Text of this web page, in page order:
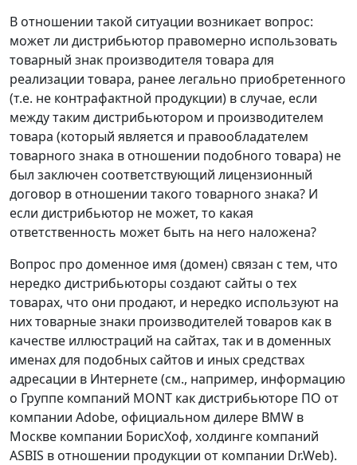
В отношении такой ситуации возникает вопрос:
может ли дистрибьютор правомерно использовать
товарный знак производителя товара для
реализации товара, ранее легально приобретенного
(т.е. не контрафактной продукции) в случае, если
между таким дистрибьютором и производителем
товара (который является и правообладателем
товарного знака в отношении подобного товара) не
был заключен соответствующий лицензионный
договор в отношении такого товарного знака? И
если дистрибьютор не может, то какая
ответственность может быть на него наложена?
Вопрос про доменное имя (домен) связан с тем, что
нередко дистрибьюторы создают сайты о тех
товарах, что они продают, и нередко используют на
них товарные знаки производителей товаров как в
качестве иллюстраций на сайтах, так и в доменных
именах для подобных сайтов и иных средствах
адресации в Интернете (см., например, информацию
о Группе компаний MONT как дистрибьюторе ПО от
компании Adobe, официальном дилере BMW в
Москве компании БорисХоф, холдинге компаний
ASBIS в отношении продукции от компании Dr.Web).